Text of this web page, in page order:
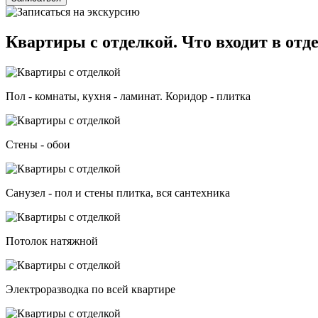
Квартиры с отделкой. Что входит в
Пол - комнаты, кухня - ламинат. Коридор - плитка
Стены - обои
Санузел - пол и стены плитка, вся сантехника
Потолок натяжной
Электроразводка по всей квартире